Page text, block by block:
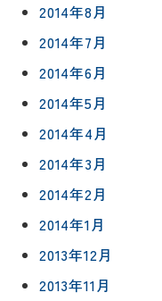
2014年8月
2014年7月
2014年6月
2014年5月
2014年4月
2014年3月
2014年2月
2014年1月
2013年12月
2013年11月